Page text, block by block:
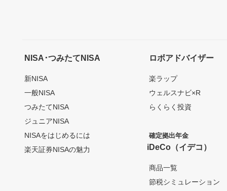
NISA･つみたてNISA
新NISA
一般NISA
つみたてNISA
ジュニアNISA
NISAをはじめるには
楽天証券NISAの魅力
ロボアドバイザー
楽ラップ
ウェルスナビ×R
らくらく投資
確定拠出年金
iDeCo（イデコ）
商品一覧
節税シミュレーション